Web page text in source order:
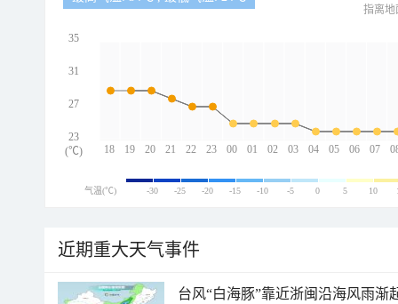
18 19 20 21 22 23 00 01 02 03 04 05 06 07
35
31
27
23
(℃)
指离地
气温(℃) -30 -25 -20 -15 -10 -5 0 5 10
近期重大天气事件
台风“白海豚”靠近浙闽沿海风雨渐